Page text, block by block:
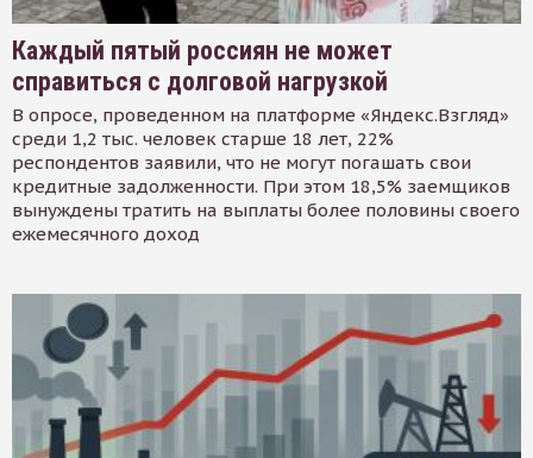
Каждый пятый россиян не может
справиться с долговой нагрузкой
В опросе, проведенном на платформе «Яндекс.Взгляд»
среди 1,2 тыс. человек старше 18 лет, 22%
респондентов заявили, что не могут погашать свои
кредитные задолженности. При этом 18,5% заемщиков
вынуждены тратить на выплаты более половины своего
ежемесячного доход